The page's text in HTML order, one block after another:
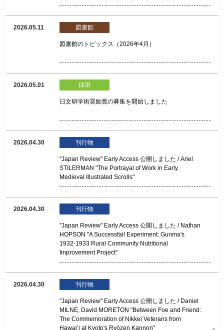
2026.05.11 図書館
図書館のトピックス（2026年4月）
2026.05.01 採用
日文研学術奨励賞の募集を開始しました
2026.04.30 刊行物
"Japan Review" Early Access 公開しました / Ariel
STILERMAN "The Portrayal of Work in Early
Medieval Illustrated Scrolls"
2026.04.30 刊行物
"Japan Review" Early Access 公開しました / Nathan
HOPSON "A Successfail Experiment: Gunma's
1932-1933 Rural Community Nutritional
Improvement Project"
2026.04.30 刊行物
"Japan Review" Early Access 公開しました / Daniel
MILNE, David MORETON "Between Foe and Friend:
The Commemoration of Nikkei Veterans from
Hawai‘i at Kyoto's Ryōzen Kannon"